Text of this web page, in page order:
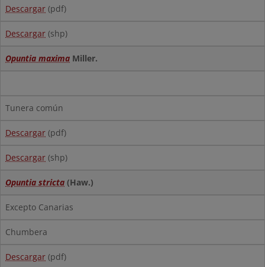
Descargar (pdf)
Descargar (shp)
Opuntia maxima Miller.
Tunera común
Descargar (pdf)
Descargar (shp)
Opuntia stricta (Haw.)
Excepto Canarias
Chumbera
Descargar (pdf)